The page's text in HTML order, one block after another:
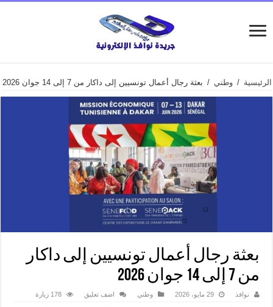
الرئيسية / وطني / بعثة رجال أعمال تونسيين إلى داكار من 7 إلى 14 جوان 2026
بعثة رجال أعمال تونسيين إلى داكار
من 7 إلى 14 جوان 2026
نوافذ 29 مايو، 2026 وطني اضف تعليق 178 زيارة